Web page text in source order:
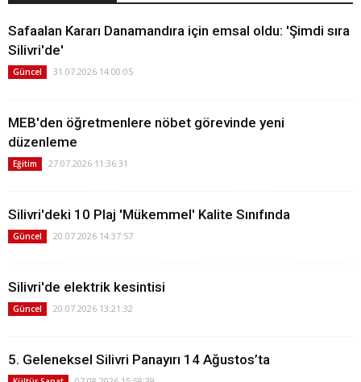
Safaalan Kararı Danamandıra için emsal oldu: 'Şimdi sıra
Silivri'de'
Güncel 31.07.2026 14:00:05
MEB'den öğretmenlere nöbet görevinde yeni
düzenleme
Eğitim 27.07.2026 11:36:31
Silivri'deki 10 Plaj 'Mükemmel' Kalite Sınıfında
Güncel 20.07.2026 14:37:57
Silivri'de elektrik kesintisi
Güncel 20.07.2026 13:21:32
5. Geleneksel Silivri Panayırı 14 Ağustos’ta